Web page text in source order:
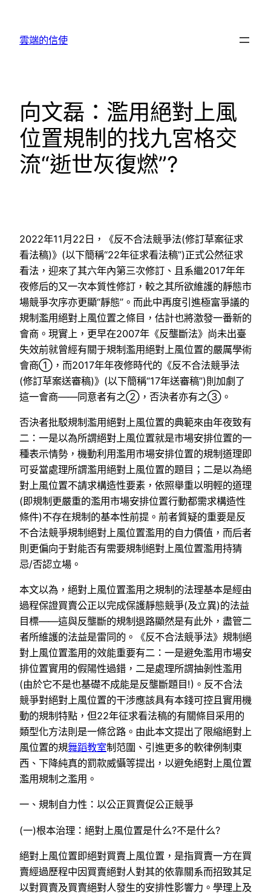
雲端的信使
向文磊：濫用絕對上風
位置規制的找九宮格交
流“逝世灰復燃”?
2022年11月22日，《反不合法競爭法(修訂草案征求
看法稿)》(以下簡稱“22年征求看法稿”)正式公然征求
看法，迎來了其六年內第三次修訂、且系繼2017年年
夜修后的又一次本質性修訂，較之其所欲維護的靜態市
場競爭次序亦更顯“靜態”。而此中再度引進極富爭議的
規制濫用絕對上風位置之條目，估計也將激發一番新的
會商。現實上，更早在2007年《反壟斷法》尚未出臺
失效前就曾經有關于規制濫用絕對上風位置的嚴厲學術
會商①，而2017年年夜修時代的《反不合法競爭法
(修訂草案送審稿)》(以下簡稱“17年送審稿”)則加劇了
這一會商——同意者有之②，否決者亦有之③。
否決者批駁規制濫用絕對上風位置的典範來由年夜致有
二：一是以為所謂絕對上風位置就是市場安排位置的一
種表示情勢，機動利用濫用市場安排位置的規制道理即
可妥當處理所謂濫用絕對上風位置的題目；二是以為絕
對上風位置不請求構造性要素，依照舉重以明輕的道理
(即規制更嚴重的濫用市場安排位置行動都需求構造性
條件)不存在規制的基本性前提。前者質疑的重要是反
不合法競爭規制絕對上風位置濫用的自力價值，而后者
則更偏向于對能否有需要規制絕對上風位置濫用持猜
忌/否認立場。
本文以為，絕對上風位置濫用之規制的法理基本是經由
過程保證買賣公正以完成保護靜態競爭(及立異)的法益
目標——這與反壟斷的規制退路顯然是有此外，盡管二
者所維護的法益是雷同的。《反不合法競爭法》規制絕
對上風位置濫用的效能重要有二：一是避免濫用市場安
排位置實用的假陽性過錯，二是處理所謂抽剝性濫用
(由於它不是也基礎不成能是反壟斷題目!)。反不合法
競爭對絕對上風位置的干涉應該具有本錢可控且實用機
動的規制特點，但22年征求看法稿的有關條目采用的
類型化方法則是一條岔路。由此本文提出了限縮絕對上
風位置的規舞蹈教室制范圍、引進更多的軟律例制東
西、下降純真的罰款威懾等提出，以避免絕對上風位置
濫用規制之濫用。
一、規制自力性：以公正買賣促公正競爭
(一)根本治理：絕對上風位置是什么?不是什么?
絕對上風位置即絕對買賣上風位置，是指買賣一方在買
賣經過歷程中因買賣絕對人對其的依靠關系而招致其足
以對買賣及買賣絕對人發生的安排性影響力。學理上及